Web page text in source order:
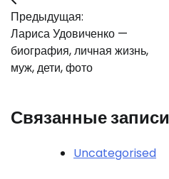
по
записям
Предыдущая:
Лариса Удовиченко —
биография, личная жизнь,
муж, дети, фото
Связанные записи
Uncategorised